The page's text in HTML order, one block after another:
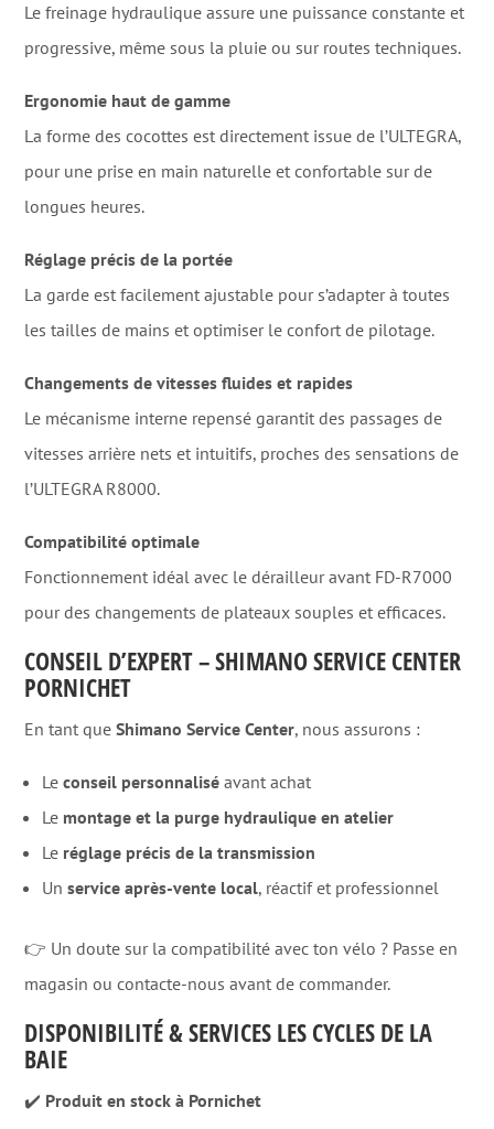
Le freinage hydraulique assure une puissance constante et
progressive, même sous la pluie ou sur routes techniques.
Ergonomie haut de gamme
La forme des cocottes est directement issue de l’ULTEGRA,
pour une prise en main naturelle et confortable sur de
longues heures.
Réglage précis de la portée
La garde est facilement ajustable pour s’adapter à toutes
les tailles de mains et optimiser le confort de pilotage.
Changements de vitesses fluides et rapides
Le mécanisme interne repensé garantit des passages de
vitesses arrière nets et intuitifs, proches des sensations de
l’ULTEGRA R8000.
Compatibilité optimale
Fonctionnement idéal avec le dérailleur avant FD-R7000
pour des changements de plateaux souples et efficaces.
CONSEIL D’EXPERT – SHIMANO SERVICE CENTER
PORNICHET
En tant queShimano Service Center, nous assurons :
Leconseil personnalisé avant achat
Le montage et la purge hydraulique en atelier
Le réglage précis de la transmission
Unservice après-vente local, réactif et professionnel
👉 Un doute sur la compatibilité avec ton vélo ? Passe en
magasin ou contacte-nous avant de commander.
DISPONIBILITÉ & SERVICES LES CYCLES DE LA
BAIE
✔️ Produit en stock à Pornichet